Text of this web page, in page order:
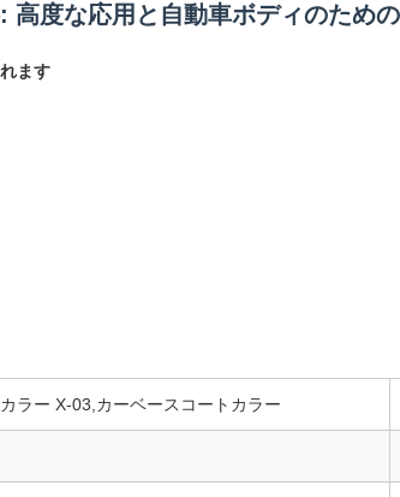
度な応用と自動車ボディのため
ます
ラー X-03,カーベースコートカラー